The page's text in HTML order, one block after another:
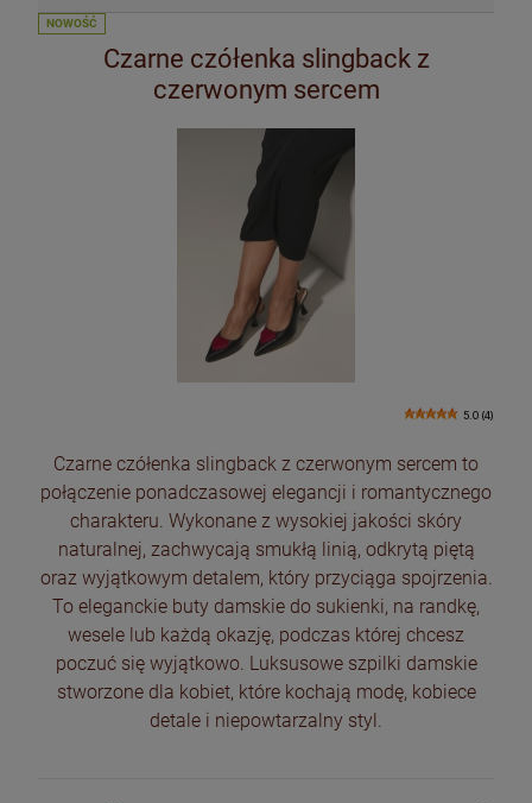
Czarne czółenka slingback z
czerwonym sercem
5.0 (4)
Czarne czółenka slingback z czerwonym sercem to
połączenie ponadczasowej elegancji i romantycznego
charakteru. Wykonane z wysokiej jakości skóry
naturalnej, zachwycają smukłą linią, odkrytą piętą
oraz wyjątkowym detalem, który przyciąga spojrzenia.
To eleganckie buty damskie do sukienki, na randkę,
wesele lub każdą okazję, podczas której chcesz
poczuć się wyjątkowo. Luksusowe szpilki damskie
stworzone dla kobiet, które kochają modę, kobiece
detale i niepowtarzalny styl.
NOWOŚĆ